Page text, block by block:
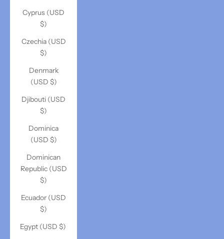
Cyprus (USD
$)
Czechia (USD
$)
Denmark
(USD $)
Djibouti (USD
$)
Dominica
(USD $)
Dominican
Republic (USD
$)
Ecuador (USD
$)
Egypt (USD $)